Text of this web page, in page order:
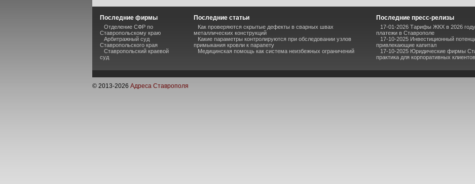
Последние фирмы
Отделение СФР по
Ставропольскому краю
Арбитражный суд
Ставропольского края
Ставропольский краевой
суд
Последние статьи
Как проверяются скрытые дефекты в сварных швах
металлических конструкций
Какие параметры контролируются при обследовании узлов
примыкания кровли к парапету
Медицинская помощь как система неизбежных ограничений
Последние пресс-релизы
17-01-2026 Тарифы ЖКХ в 2026
платежи в Ставрополе
17-10-2025 Инвестиционный
привлекающие капитал
17-10-2025 Юридические фирмы
практика для корпоративных клиентов
© 2013-2026 Адреса Ставрополя